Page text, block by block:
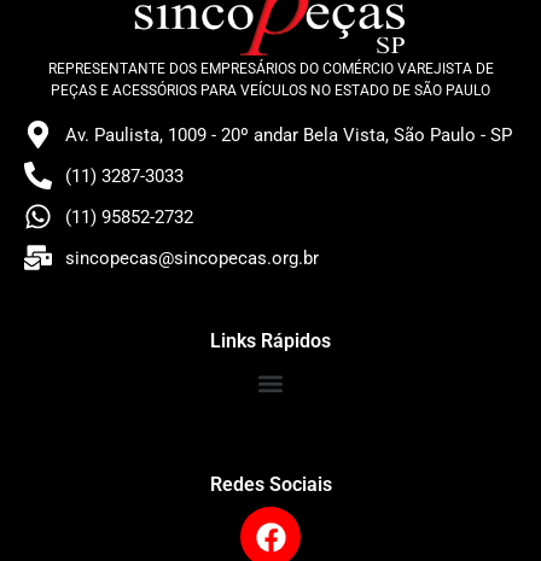
REPRESENTANTE DOS EMPRESÁRIOS DO COMÉRCIO VAREJISTA DE
PEÇAS E ACESSÓRIOS PARA VEÍCULOS NO ESTADO DE SÃO PAULO
Av. Paulista, 1009 - 20º andar Bela Vista, São Paulo - SP
(11) 3287-3033
(11) 95852-2732
sincopecas@sincopecas.org.br
Links Rápidos
Redes Sociais